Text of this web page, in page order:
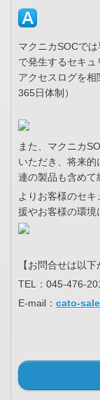
マクニカSOCで
で発生するセキュ
アクセスログを
365日体制）
また、マクニカ
いただき、将来
連の製品も含めて
よりお客様のセ
援やお客様の環境
【お問合せは以
TEL：045-476-
E-mail： cato-